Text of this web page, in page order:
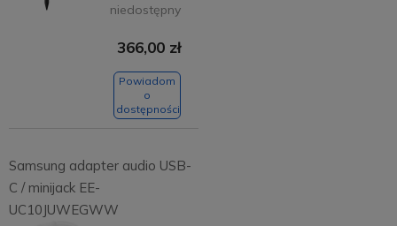
niedostępny
366,00 zł
Powiadom
o
dostępności
Samsung adapter audio USB-
C / minijack EE-
UC10JUWEGWW